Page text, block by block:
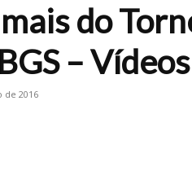
do
–
de 2016